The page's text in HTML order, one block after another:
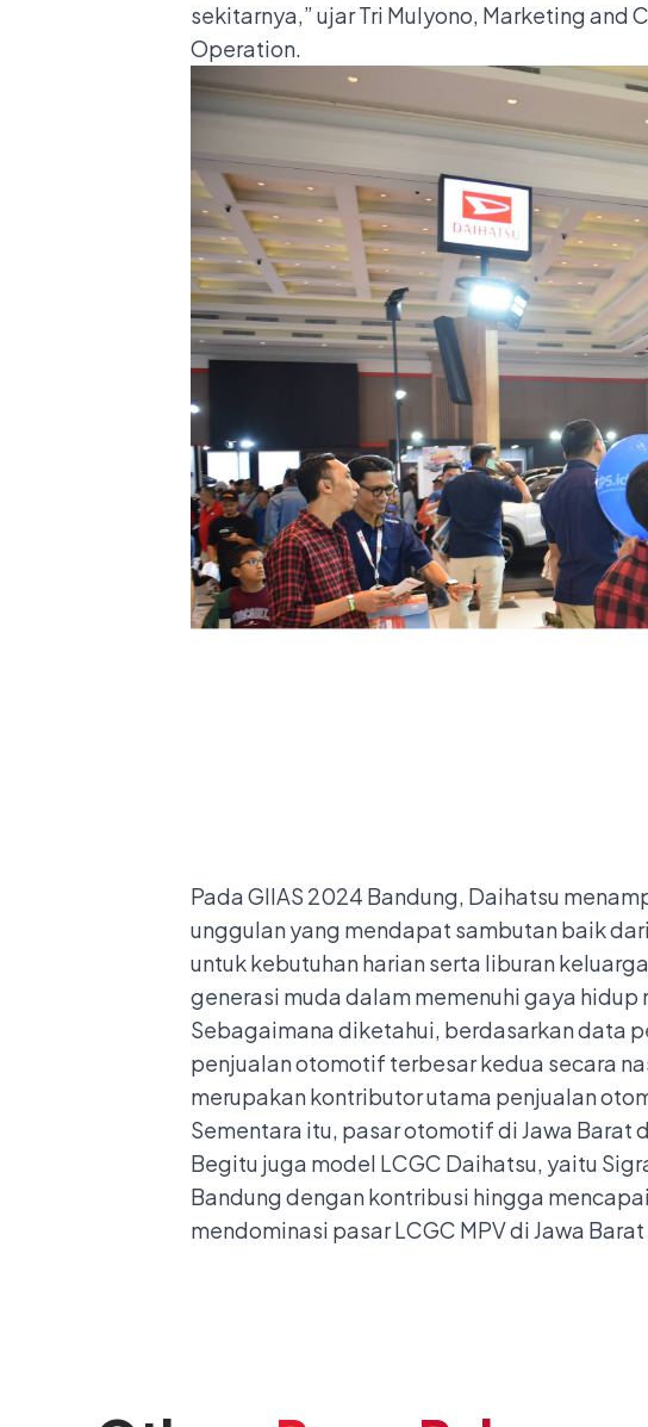
sekitarnya,” ujar Tri Mulyono, Marketing and
Operation.
Pada GIIAS 2024 Bandung, Daihatsu
unggulan yang mendapat sambutan baik
untuk kebutuhan harian serta liburan
generasi muda dalam memenuhi gaya
Sebagaimana diketahui, berdasarkan data
penjualan otomotif terbesar kedua secara
merupakan kontributor utama penjualan
Sementara itu, pasar otomotif di Jawa Barat
Begitu juga model LCGC Daihatsu, yaitu
Bandung dengan kontribusi hingga
mendominasi pasar LCGC MPV di Jawa